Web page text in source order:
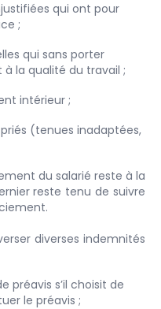
qui ont pour
;
qui sans porter
la qualité du travail ;
intérieur ;
(tenues inadaptées,
du salarié reste à la
reste tenu de suivre
diverses indemnités
préavis s’il choisit de
le préavis ;